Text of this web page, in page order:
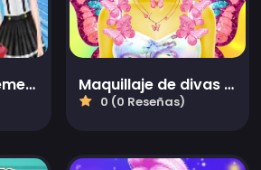
Moda escolar femenina Maquillaje de divas deslumbrantes
0 (0 Reseñas)